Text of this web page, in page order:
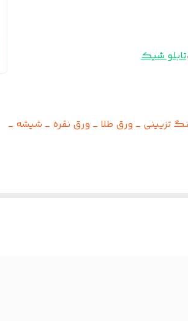
،تابلو شیک
تزیینی _ ورق طلا _ ورق نقره _ شیشه _